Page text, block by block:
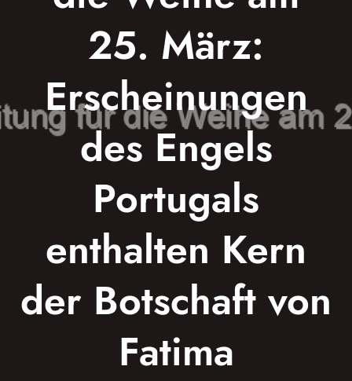
25. März:
Erscheinungen
des Engels
Portugals
enthalten Kern
der Botschaft von
Fatima